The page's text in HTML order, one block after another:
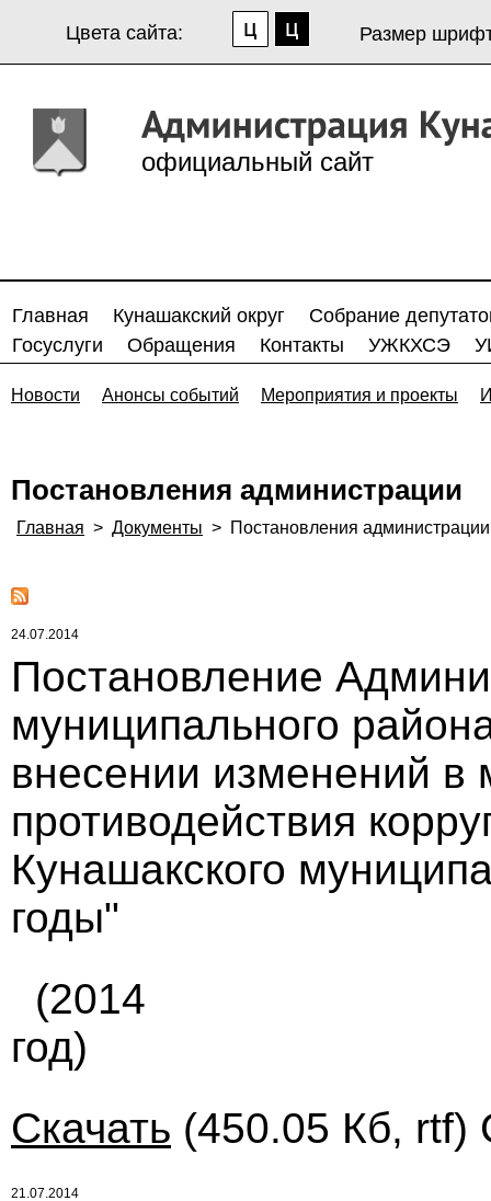
Цвета сайта: Размер
официальный сайт
Главная Кунашакский округ
Собрание
Госуслуги
Обращения Контакты УЖКХСЭ
Новости Анонсы событий Мероприятия и проекты
Постановления администрации
Главная > Документы > Постановления администрации
24.07.2014
Постановление
муниципального
внесении изменений
противодействия
Кунашакского
годы"
(2014
год)
Скачать (450.05 Кб, rtf)
21.07.2014